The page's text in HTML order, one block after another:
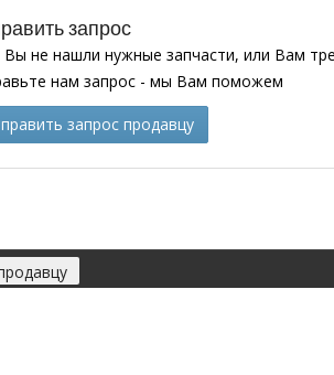
запрос
Вы не нашли нужные запчасти, или Вам
нам запрос - мы Вам поможем
запрос продавцу